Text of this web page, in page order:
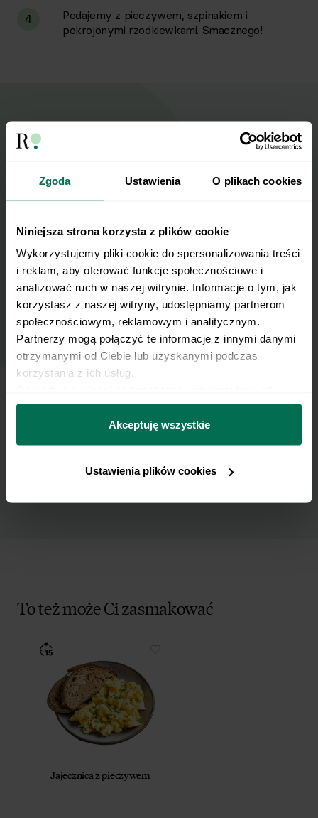
Zgoda Ustawienia O plikach cookies
Niniejsza strona korzysta z plików cookie
Wykorzystujemy pliki cookie do spersonalizowania treści
i reklam, aby oferować funkcje społecznościowe i
analizować ruch w naszej witrynie. Informacje o tym, jak
korzystasz z naszej witryny, udostępniamy partnerom
społecznościowym, reklamowym i analitycznym.
Partnerzy mogą połączyć te informacje z innymi danymi
otrzymanymi od Ciebie lub uzyskanymi podczas
korzystania z ich usług.
można się z nami skontaktować i w jaki sposób
przetwarzamy dane osobowe w ramach
prywatności.
Akceptuję wszystkie
Ustawienia plików cookies
4
Podajemy z pieczywem, szpinakiem i
pokrojonymi rzodkiewkami. Smacznego!
Wyślij przepis na e-mail
Nasze najlepsze przepisy, prosto na Twoja
Zapisz się do naszego Newslettera
Imię
Email
danych osobowych w celu otrzymywania
Newslettera i potwierdzam zapoznanie się z
polityką prywatności.
To też może Ci zasmakować
Jajecznica z pieczywem